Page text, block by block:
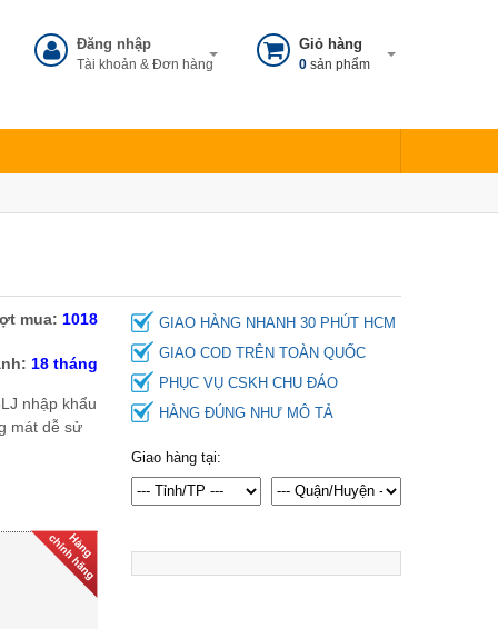
Giỏ hàng
0 sản phẩm
Đăng nhập
Tài khoản & Đơn hàng
mua: 1018
18 tháng
nhập khẩu
mát dễ sử
GIAO HÀNG NHANH 30 PHÚT HCM
GIAO COD TRÊN TOÀN QUỐC
PHỤC VỤ CSKH CHU ĐÁO
HÀNG ĐÚNG NHƯ MÔ TẢ
Giao hàng tại:
MÁY SIÊU ÂM XÁCH TAY
Liên hệ